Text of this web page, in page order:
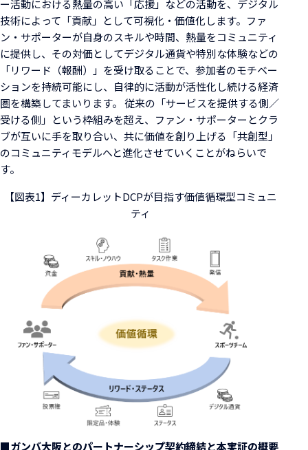
ー活動における熱量の高い「応援」などの活動を、デジタル
技術によって「貢献」として可視化・価値化します。ファ
ン・サポーターが自身のスキルや時間、熱量をコミュニティ
に提供し、その対価としてデジタル通貨や特別な体験などの
「リワード（報酬）」を受け取ることで、参加者のモチベー
ションを持続可能にし、自律的に活動が活性化し続ける経済
圏を構築してまいります。 従来の「サービスを提供する側／
受ける側」という枠組みを超え、ファン・サポーターとクラ
ブが互いに手を取り合い、共に価値を創り上げる「共創型」
のコミュニティモデルへと進化させていくことがねらいで
す。
【図表1】ディーカレットDCPが目指す価値循環型コミュニ
ティ
■ガンバ大阪とのパートナーシップ契約締結と本実証の概要